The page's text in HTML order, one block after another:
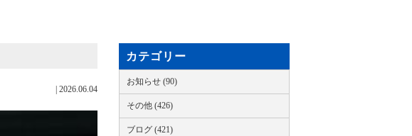
2026.06.04
カテゴリー
お知らせ (90)
その他 (426)
ブログ (421)